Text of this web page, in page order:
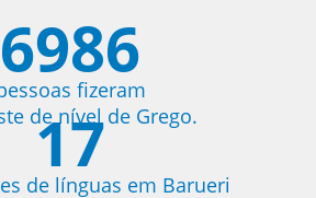
6986
fizeram
de nível de Grego.
17
de línguas em Barueri